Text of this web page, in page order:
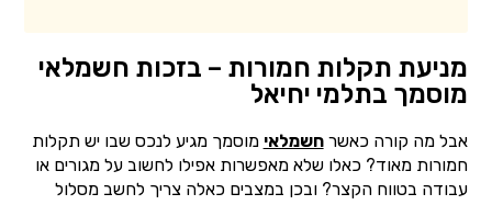
מניעת תקלות חמורות – בזכות חשמלאי
מוסמך בתלמי יחיאל
אבל מה קורה כאשרחשמלאי מוסמך מגיע לנכס שבו יש תקלות
חמורות מאוד? כאלו שלא מאפשרות אפילו לחשוב על מגורים או
עבודה בטווח הקצר? ובכן במצבים כאלה צריך לחשב מסלול